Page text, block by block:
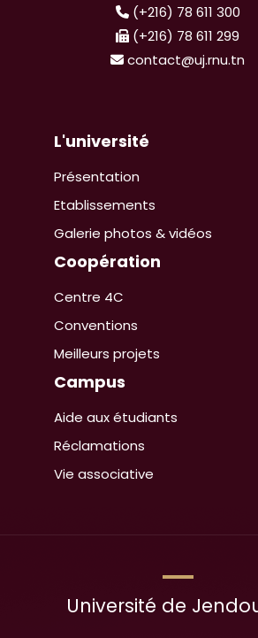
(+216) 78 611 300
(+216) 78 611 299
contact@uj.rnu.tn
L'université
Présentation
Etablissements
Galerie photos & vidéos
Coopération
Centre 4C
Conventions
Meilleurs projets
Campus
Aide aux étudiants
Réclamations
Vie associative
Université de